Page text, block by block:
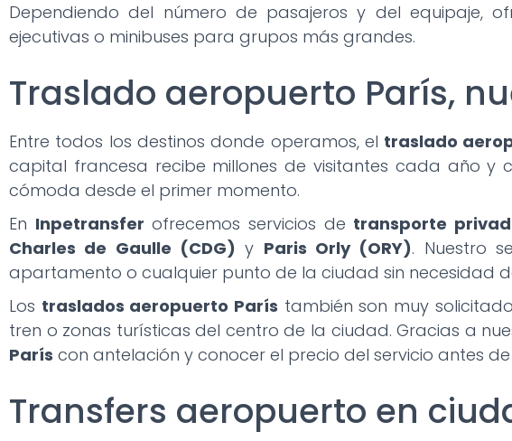
Dependiendo del número de pasajeros y del equipaje,
ejecutivas o minibuses para grupos más grandes.
Traslado aeropuerto París,
Entre todos los destinos donde operamos, el traslado
capital francesa recibe millones de visitantes cada año y
cómoda desde el primer momento.
En Inpetransfer ofrecemos servicios de transporte
Charles de Gaulle (CDG) y Paris Orly (ORY). Nuestro
apartamento o cualquier punto de la ciudad sin necesidad
Los traslados aeropuerto París también son muy
tren o zonas turísticas del centro de la ciudad. Gracias a
París con antelación y conocer el precio del servicio antes de
Transfers aeropuerto en